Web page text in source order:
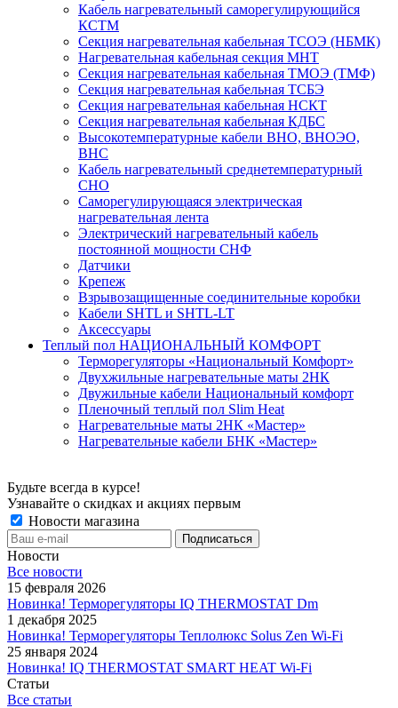
Кабель нагревательный саморегулирующийся
КСТМ
Секция нагревательная кабельная ТСОЭ (НБМК)
Нагревательная кабельная секция МНТ
Секция нагревательная кабельная ТМОЭ (ТМФ)
Секция нагревательная кабельная ТСБЭ
Секция нагревательная кабельная НСКТ
Секция нагревательная кабельная КДБС
Высокотемпературные кабели ВНО, ВНОЭО,
ВНС
Кабель нагревательный среднетемпературный
СНО
Саморегулирующаяся электрическая
нагревательная лента
Электрический нагревательный кабель
постоянной мощности СНФ
Датчики
Крепеж
Взрывозащищенные соединительные коробки
Кабели SHTL и SHTL-LT
Аксессуары
Теплый пол НАЦИОНАЛЬНЫЙ КОМФОРТ
Терморегуляторы «Национальный Комфорт»
Двухжильные нагревательные маты 2НК
Двужильные кабели Национальный комфорт
Пленочный теплый пол Slim Heat
Нагревательные маты 2НК «Мастер»
Нагревательные кабели БНК «Мастер»
Будьте всегда в курсе!
Узнавайте о скидках и акциях первым
Новости магазина
Новости
Все новости
15 февраля 2026
Новинка! Терморегуляторы IQ THERMOSTAT Dm
1 декабря 2025
Новинка! Терморегуляторы Теплолюкс Solus Zen Wi-Fi
25 января 2024
Новинка! IQ THERMOSTAT SMART HEAT Wi-Fi
Статьи
Все статьи